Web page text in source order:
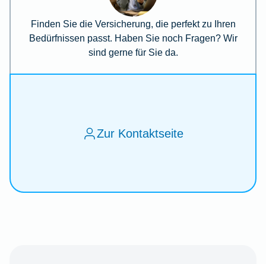
Finden Sie die Versicherung, die perfekt zu Ihren
Bedürfnissen passt. Haben Sie noch Fragen? Wir
sind gerne für Sie da.
Zur Kontaktseite